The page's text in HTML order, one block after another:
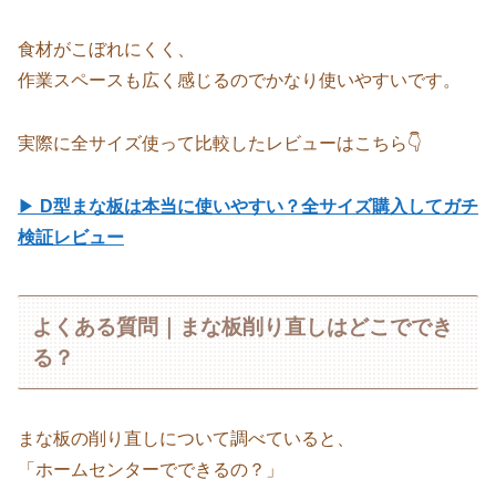
食材がこぼれにくく、
作業スペースも広く感じるのでかなり使いやすいです。
実際に全サイズ使って比較したレビューはこちら👇
▶ D型まな板は本当に使いやすい？全サイズ購入してガチ
検証レビュー
よくある質問｜まな板削り直しはどこででき
る？
まな板の削り直しについて調べていると、
「ホームセンターでできるの？」